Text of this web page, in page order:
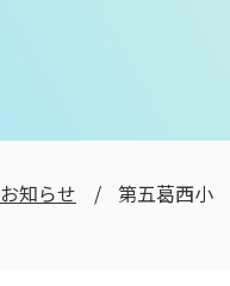
お知らせ 第五葛西小